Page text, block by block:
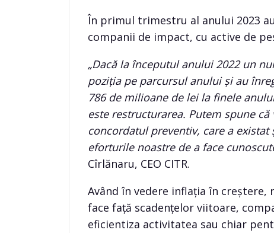
În primul trimestru al anului 2023
companii de impact, cu active de
„Dacă la începutul anului 2022 un
poziția pe parcursul anului și au
786 de milioane de lei la finele
este restructurarea. Putem spune
concordatul preventiv, care a
eforturile noastre de a face
Cîrlănaru, CEO CITR.
Având în vedere inflația în
face față scadențelor viitoare,
eficientiza activitatea sau chiar